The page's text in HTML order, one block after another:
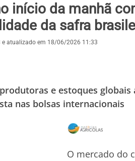
início da manhã
da safra
atualizado em 18/06/2026 11:33
e estoques
nas bolsas internacionais
O mercado do